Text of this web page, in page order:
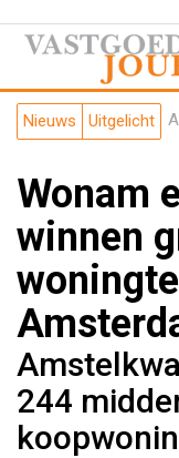
Nieuws Uitgelicht
Wonam
winnen
244